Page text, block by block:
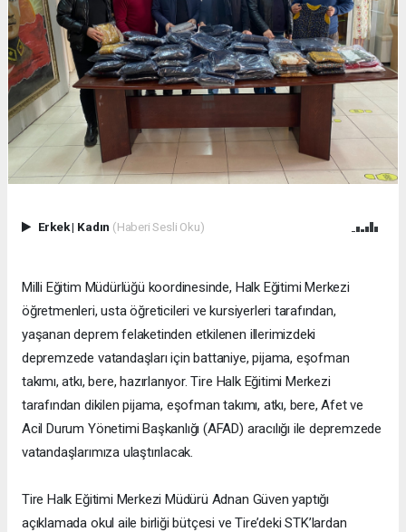
Erkek| Kadın (Haberi Sesli Oku)
Milli Eğitim Müdürlüğü koordinesinde, Halk Eğitimi Merkezi
öğretmenleri, usta öğreticileri ve kursiyerleri tarafından,
yaşanan deprem felaketinden etkilenen illerimizdeki
depremzede vatandaşları için battaniye, pijama, eşofman
takımı, atkı, bere, hazırlanıyor. Tire Halk Eğitimi Merkezi
tarafından dikilen pijama, eşofman takımı, atkı, bere, Afet ve
Acil Durum Yönetimi Başkanlığı (AFAD) aracılığı ile depremzede
vatandaşlarımıza ulaştırılacak.
Tire Halk Eğitimi Merkezi Müdürü Adnan Güven yaptığı
açıklamada okul aile birliği bütçesi ve Tire’deki STK’lardan